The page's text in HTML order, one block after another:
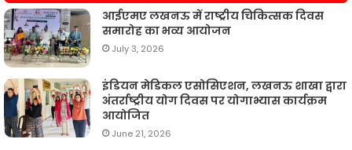
आईएमए लखनऊ में राष्ट्रीय चिकित्सक दिवस
समारोह का भव्य आयोजन
July 3, 2026
इंडियन मेडिकल एसोसिएशन, लखनऊ शाखा द्वारा
अंतर्राष्ट्रीय योग दिवस पर योगाभ्यास कार्यक्रम
आयोजित
June 21, 2026